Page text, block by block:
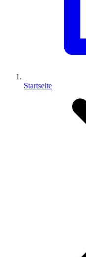
Startseite